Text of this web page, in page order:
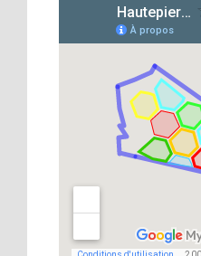
23 septembre 2015
21 septembre 2015
Nouvelle
les usagers
Un obstacle de
pour le lycée